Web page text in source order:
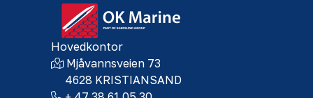
Hovedkontor
Mjåvannsveien 73
4628 KRISTIANSAND